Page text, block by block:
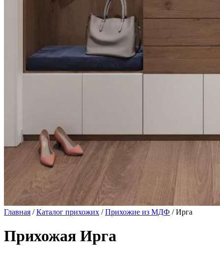
Главная /Каталог прихожих /Прихожие из МДФ / Ирга
Прихожая Ирга